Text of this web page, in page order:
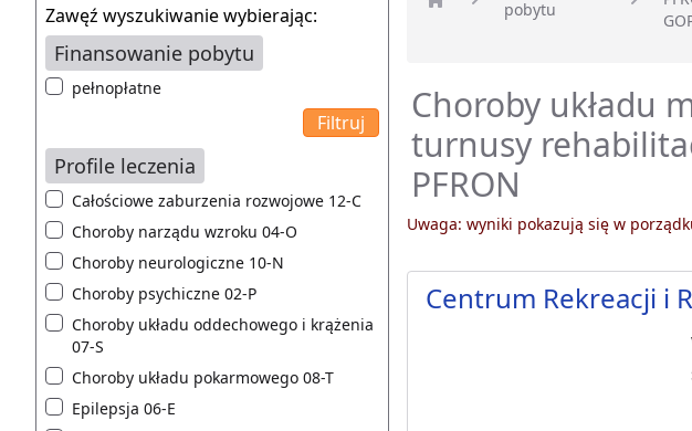
Zawęź wyszukiwanie wybierając:
Finansowanie pobytu
pełnopłatne
Profile leczenia
Całościowe zaburzenia rozwojowe 12-C
Choroby narządu wzroku 04-O
Choroby neurologiczne 10-N
Choroby psychiczne 02-P
Choroby układu oddechowego i krążenia
07-S
Choroby układu pokarmowego 08-T
Epilepsja 06-E
Strona główna
pobytu
Choroby układu
turnusy
PFRON
Uwaga: wyniki pokazują się w
Centrum Rekreacji i